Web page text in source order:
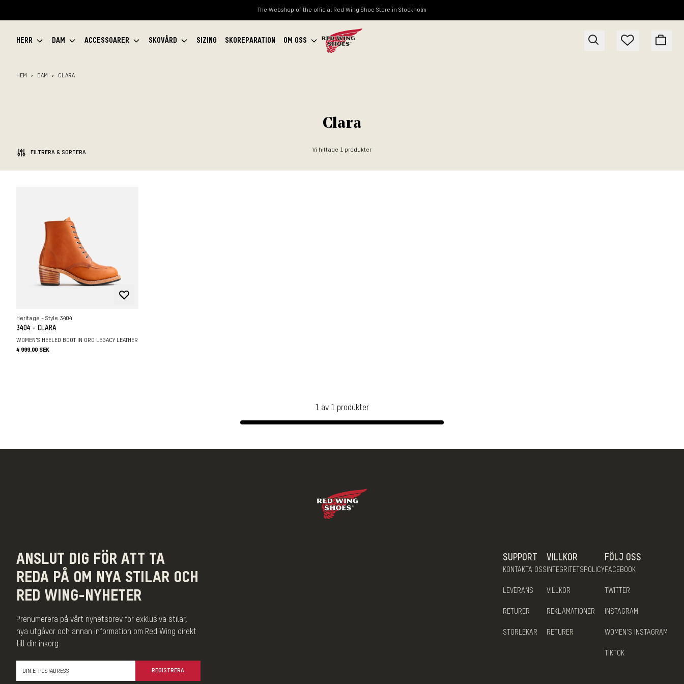
The Webshop of the official Red Wing Shoe Store in Stockholm
HERR DAM ACCESSOARER SKOVÅRD SIZING SKOREPARATION OM OSS
HEM DAM CLARA
Clara
FILTRERA & SORTERA Vi hittade 1 produkter
Heritage - Style 3404
3404 - CLARA
WOMEN'S HEELED BOOT IN ORO LEGACY LEATHER
4 999.00 SEK
1 av 1 produkter
ANSLUT DIG FÖR ATT TA
REDA PÅ OM NYA STILAR OCH
RED WING-NYHETER
Prenumerera på vårt nyhetsbrev för exklusiva stilar,
nya utgåvor och annan information om Red Wing direkt
till din inkorg.
REGISTRERA
SUPPORT
KONTAKTA OSS
LEVERANS
RETURER
STORLEKAR
VILLKOR
INTEGRITETSPOLICY
VILLKOR
REKLAMATIONER
RETURER
FÖLJ OSS
FACEBOOK
TWITTER
INSTAGRAM
WOMEN'S INSTAGRAM
TIKTOK